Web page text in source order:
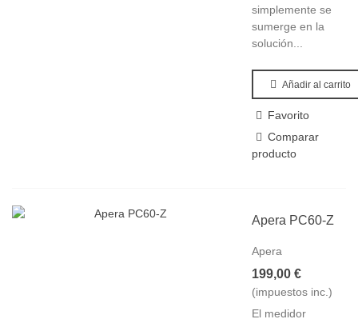
simplemente se
sumerge en la
solución...
Añadir al carrito
Favorito
Comparar
producto
Apera PC60-Z
Apera
199,00 €
(impuestos inc.)
El medidor